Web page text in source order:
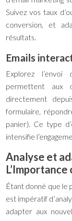
Suivez vos taux
conversion, et
résultats.
Emails
Explorez l’envoi
permettent aux
directement
formulaire,
panier). Ce type
intensifie
Analyse et
Étant donné que le
est impératif
adapter aux